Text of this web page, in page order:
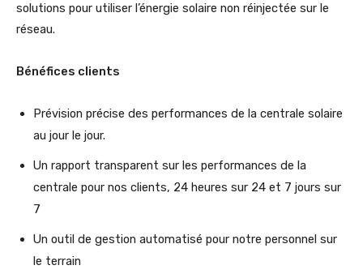
solutions pour utiliser l’énergie solaire non réinjectée sur le
réseau.
Bénéfices clients
Prévision précise des performances de la centrale solaire
au jour le jour.
Un rapport transparent sur les performances de la
centrale pour nos clients, 24 heures sur 24 et 7 jours sur
7
Un outil de gestion automatisé pour notre personnel sur
le terrain